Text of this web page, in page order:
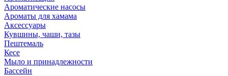
Ароматические насосы
Ароматы для хамама
Аксессуары
Кувшины, чаши, тазы
Пештемаль
Кесе
Мыло и принадлежности
Бассейн